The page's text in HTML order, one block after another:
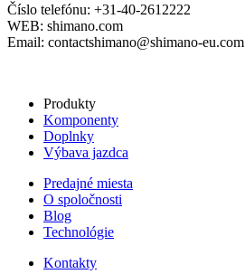
Číslo telefónu: +31-40-2612222
WEB: shimano.com
Email: contactshimano@shimano-eu.com
Produkty
Komponenty
Doplnky
Výbava jazdca
Predajné miesta
O spoločnosti
Blog
Technológie
Kontakty